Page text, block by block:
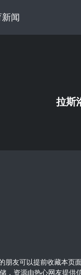
闻
拉斯
朋友可以提前收藏本页
，资源由热心网友提供